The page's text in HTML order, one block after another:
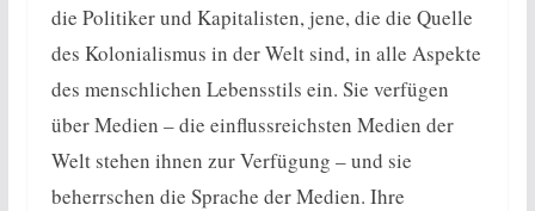
die Politiker und Kapitalisten, jene, die die Quelle
des Kolonialismus in der Welt sind, in alle Aspekte
des menschlichen Lebensstils ein. Sie verfügen
über Medien – die einflussreichsten Medien der
Welt stehen ihnen zur Verfügung – und sie
beherrschen die Sprache der Medien. Ihre